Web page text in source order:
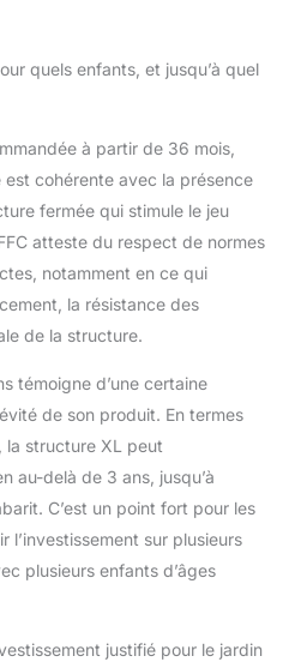
quels enfants, et jusqu’à quel
à partir de 36 mois,
cohérente avec la présence
fermée qui stimule le jeu
atteste du respect de normes
notamment en ce qui
la résistance des
de la structure.
témoigne d’une certaine
de son produit. En termes
la structure XL peut
au-delà de 3 ans, jusqu’à
C’est un point fort pour les
l’investissement sur plusieurs
plusieurs enfants d’âges
justifié pour le jardin